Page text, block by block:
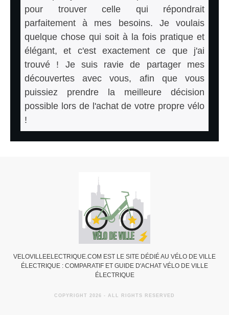
pour trouver celle qui répondrait
parfaitement à mes besoins. Je voulais
quelque chose qui soit à la fois pratique et
élégant, et c'est exactement ce que j'ai
trouvé ! Je suis ravie de partager mes
découvertes avec vous, afin que vous
puissiez prendre la meilleure décision
possible lors de l'achat de votre propre vélo
!
VELOVILLEELECTRIQUE.COM EST LE SITE DÉDIÉ AU VÉLO DE VILLE
ÉLECTRIQUE : COMPARATIF ET GUIDE D'ACHAT VÉLO DE VILLE
ÉLECTRIQUE
COPYRIGHT 2026 - ALL RIGHTS RESERVED